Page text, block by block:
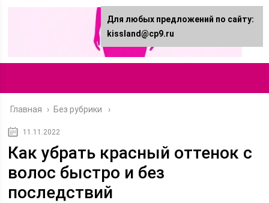
Главная › Без рубрики
11.11.2022
Как убрать красный оттенок с
волос быстро и без
последствий
Для любых предложений по сайту:
kissland@cp9.ru